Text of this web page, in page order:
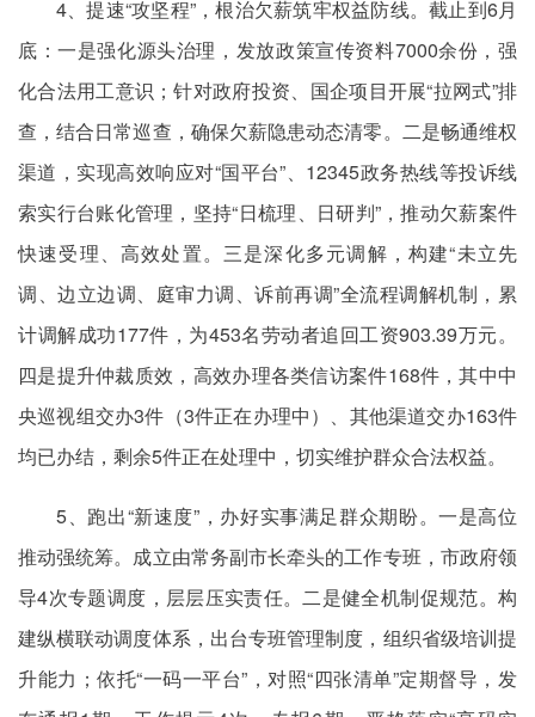
4、提速“攻坚程”，根治欠薪筑牢权益防线。截止到6月
底：一是强化源头治理，发放政策宣传资料7000余份，强
化合法用工意识；针对政府投资、国企项目开展“拉网式”排
查，结合日常巡查，确保欠薪隐患动态清零。二是畅通维权
渠道，实现高效响应对“国平台”、12345政务热线等投诉线
索实行台账化管理，坚持“日梳理、日研判”，推动欠薪案件
快速受理、高效处置。三是深化多元调解，构建“未立先
调、边立边调、庭审力调、诉前再调”全流程调解机制，累
计调解成功177件，为453名劳动者追回工资903.39万元。
四是提升仲裁质效，高效办理各类信访案件168件，其中中
央巡视组交办3件（3件正在办理中）、其他渠道交办163件
均已办结，剩余5件正在处理中，切实维护群众合法权益。
5、跑出“新速度”，办好实事满足群众期盼。一是高位
推动强统筹。成立由常务副市长牵头的工作专班，市政府领
导4次专题调度，层层压实责任。二是健全机制促规范。构
建纵横联动调度体系，出台专班管理制度，组织省级培训提
升能力；依托“一码一平台”，对照“四张清单”定期督导，发